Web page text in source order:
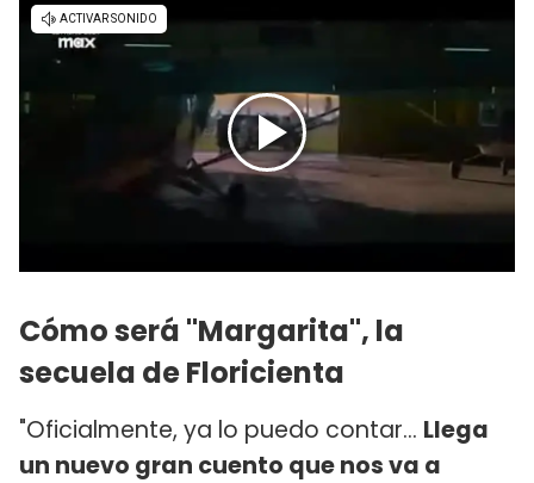
Cómo será "Margarita", la
secuela de Floricienta
"Oficialmente, ya lo puedo contar… Llega
un nuevo gran cuento que nos va a